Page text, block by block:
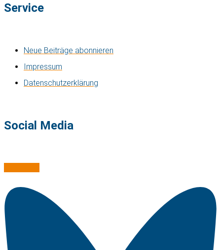
Service
Neue Beiträge abonnieren
Impressum
Datenschutzerklärung
Social Media